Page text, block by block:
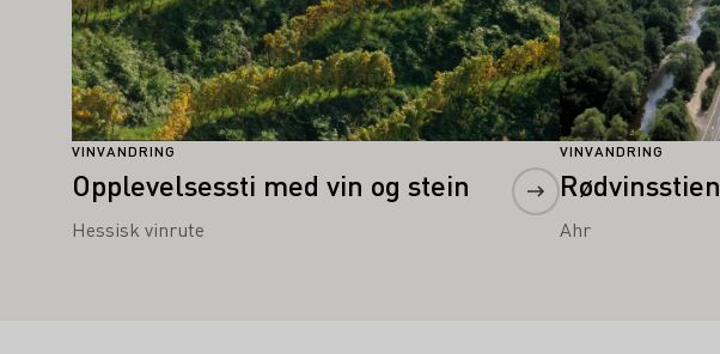
VINVANDRING
Opplevelsessti med vin og stein
Hessisk vinrute
VINVANDRING
Rødvinsstien
Ahr